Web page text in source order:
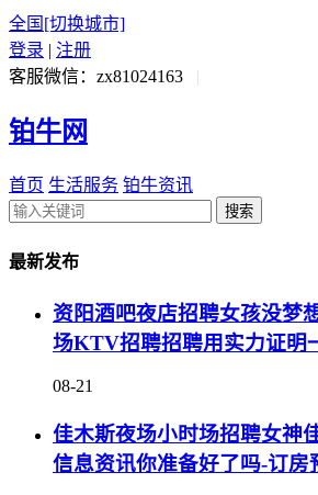
全国 [切换城市]
登录 | 注册
客服微信：zx81024163
|
铂牛网
首页 生活服务 铂牛资讯
搜索
最新发布
资阳酒吧夜店招聘女孩没梦
场KTV招聘招聘用实力证明
08-21
佳木斯夜场小时场招聘女神
信息资讯你准备好了吗-订房